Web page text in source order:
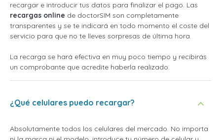
recargar e introducir tus datos para finalizar el pago. Las
recargas online de doctorSIM son completamente
transparentes y se te indicará en todo momento el coste del
servicio para que no te lleves sorpresas de última hora.
La recarga se hará efectiva en muy poco tiempo y recibirás
un comprobante que acredite haberla realizado.
¿Qué celulares puedo recargar?
Absolutamente todos los celulares del mercado. No importa